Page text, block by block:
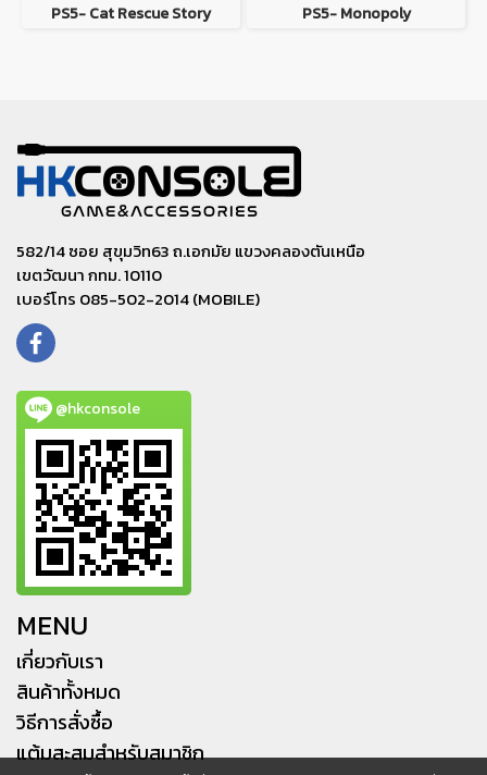
PS5- Cat Rescue Story PS5- Monopoly
582/14 ซอย สุขุมวิท63 ถ.เอกมัย แขวงคลองตันเหนือ
เขตวัฒนา กทม. 10110
เบอร์โทร 085-502-2014 (MOBILE)
@hkconsole
MENU
เกี่ยวกับเรา
สินค้าทั้งหมด
วิธีการสั่งซื้อ
แต้มสะสมสำหรับสมาชิก